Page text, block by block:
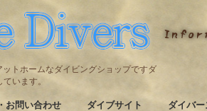
トホームなダイビングショップですダ
います。
お問い合わせ ダイブサイト ダイバ